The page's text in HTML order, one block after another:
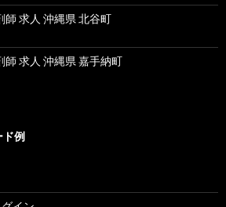
師 求人 沖縄県 北谷町
師 求人 沖縄県 嘉手納町
ド例